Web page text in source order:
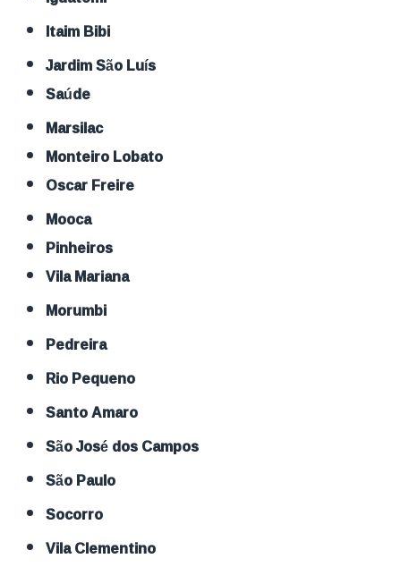
Itaim Bibi
Jardim São Luís
Saúde
Marsilac
Monteiro Lobato
Oscar Freire
Mooca
Pinheiros
Vila Mariana
Morumbi
Pedreira
Rio Pequeno
Santo Amaro
São José dos Campos
São Paulo
Socorro
Vila Clementino